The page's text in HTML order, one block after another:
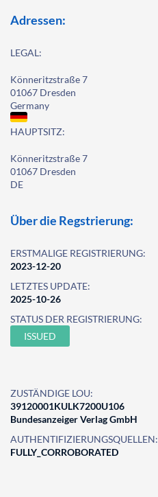
Adressen:
LEGAL:
Könneritzstraße 7
01067 Dresden
Germany
HAUPTSITZ:
Könneritzstraße 7
01067 Dresden
DE
Über die Regstrierung:
ERSTMALIGE REGISTRIERUNG:
2023-12-20
LETZTES UPDATE:
2025-10-26
STATUS DER REGISTRIERUNG:
ISSUED
ZUSTÄNDIGE LOU:
39120001KULK7200U106
Bundesanzeiger Verlag GmbH
AUTHENTIFIZIERUNGSQUELLEN:
FULLY_CORROBORATED